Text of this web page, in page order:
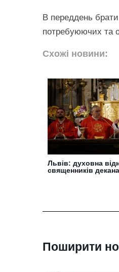
В переддень
потребуюючих та
Схожі новини:
Львів: духовна
священників
Поширити